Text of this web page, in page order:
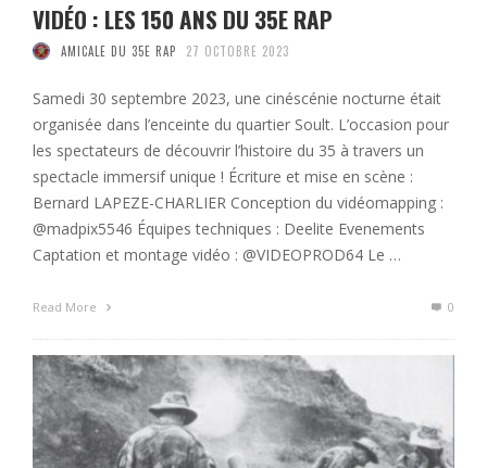
VIDÉO : LES 150 ANS DU 35E RAP
AMICALE DU 35E RAP 27 OCTOBRE 2023
Samedi 30 septembre 2023, une cinéscénie nocturne était
organisée dans l’enceinte du quartier Soult. L’occasion pour
les spectateurs de découvrir l’histoire du 35 à travers un
spectacle immersif unique ! Écriture et mise en scène :
Bernard LAPEZE-CHARLIER Conception du vidéomapping :
@madpix5546 Équipes techniques : Deelite Evenements
Captation et montage vidéo : @VIDEOPROD64 Le …
Read More 0